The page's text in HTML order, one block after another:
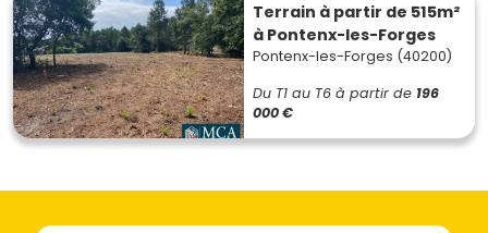
Terrain à partir de 515m²
à Pontenx-les-Forges
Pontenx-les-Forges (40200)
Du T1 au T6 à partir de 196
000 €